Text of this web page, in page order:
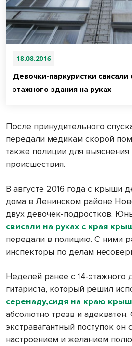
18.08.2016
Девочки-паркуристки
этажного здания на руках
После принудительного
передали медикам скорой
также полиции для выяснения
происшествия.
В августе 2016 года с крыши
дома в Ленинском районе
двух девочек-подростков.
свисали на руках с края
передали в полицию. С ними
инспекторы по делам
Неделей ранее с 14-этажного
гитариста, который решил
серенаду,сидя на краю
абсолютно трезв и адекватен.
экстравагантный поступок
настроением и желанием